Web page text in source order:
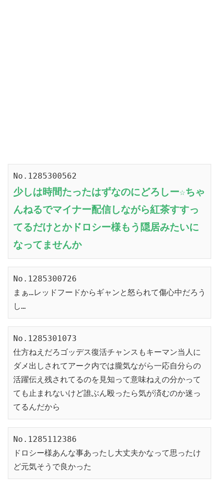
No.1285300562
少しは時間たったはずなのにどろしー☆ちゃ
んねるでマイナー配信しながら紅茶すすっ
てるだけとかドロシー様もう隠居みたいに
なってませんか
No.1285300726
まぁ…レッドフードからギャンと怒られて傷心中だろう
し…
No.1285301073
仕方ねえだろゴッデス復活チャンスもキーマン当人に
ダメ出しされてアーク内では朧気ながら一応自分らの
活躍伝え残されてるのを見知って意味ねえの分かって
ても止まれないけど誰ぶん殴ったら気が済むのか迷っ
てるんだから
No.1285112386
ドロシー様あんな事あったし大丈夫かなって思ったけ
ど元気そうで良かった